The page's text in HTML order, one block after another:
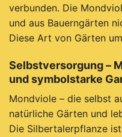
verbunden. Die
und aus Bauerngärten
Diese Art von Gärten
Selbstversorgung –
und symbolstarke
Mondviole – die selbst
natürliche Gärten und
Die Silbertalerpflanze